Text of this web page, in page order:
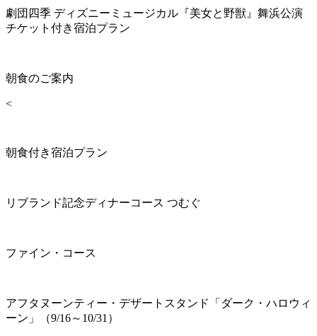
劇団四季 ディズニーミュージカル『美女と野獣』舞浜公演
チケット付き宿泊プラン
朝食のご案内
<
朝食付き宿泊プラン
リブランド記念ディナーコース つむぐ
ファイン・コース
アフタヌーンティー・デザートスタンド「ダーク・ハロウィ
ーン」（9/16～10/31）